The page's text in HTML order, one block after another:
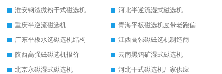
淮安钢渣微粉干式磁选机
河北半逆流湿式磁选机
重庆半逆流磁选机
青海平板磁选机皮带老跑偏
广东平板水选磁选机结构
江西高强磁磁选机制造商
陕西高强磁磁选机报价
云南黑钨矿湿式磁选机
北京永磁湿式磁选机
河北干式磁选机厂家供应